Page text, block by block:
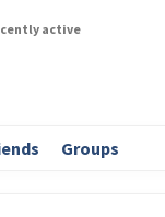
active
Groups